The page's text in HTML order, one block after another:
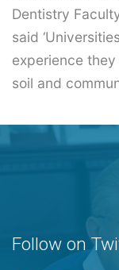
Dentistry
said
experience
soil and
Follow on